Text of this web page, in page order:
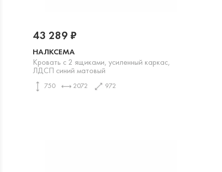
НАЛКСЕМА
Кровать с 2 ящиками, усиленный каркас,
ЛДСП синий матовый
750 2072 972
43 289 ₽